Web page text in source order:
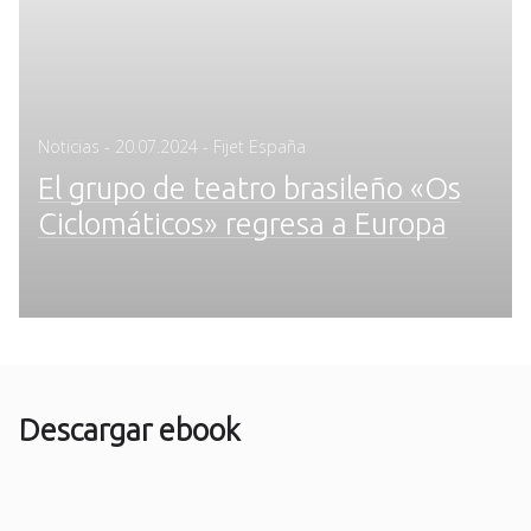
Noticias - Posted
20.07.2024 - Fijet España
El grupo de teatro brasileño «Os
Ciclomáticos» regresa a Europa
Descargar ebook